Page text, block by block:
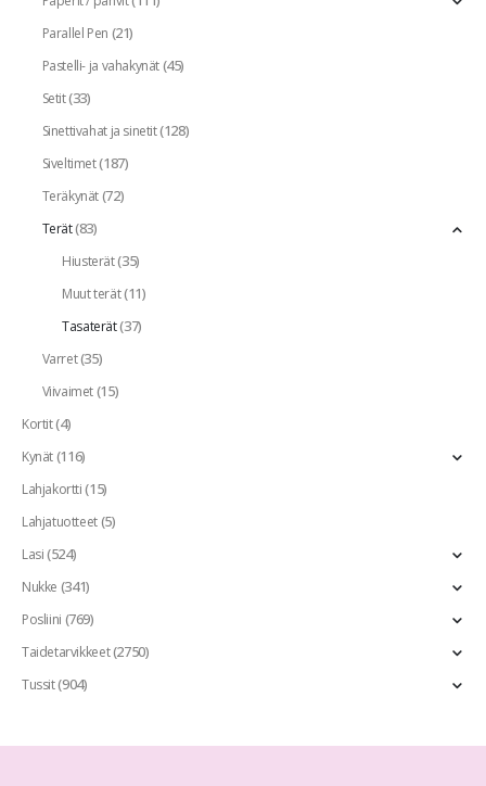
Parallel Pen (21)
Pastelli- ja vahakynät(45)
Setit(33)
Sinettivahat ja sinetit(128)
Siveltimet(187)
Teräkynät(72)
Terät(83)
Hiusterät(35)
Muut terät(11)
Tasaterät(37)
Varret(35)
Viivaimet(15)
Kortit(4)
Kynät(116)
Lahjakortti(15)
Lahjatuotteet(5)
Lasi(524)
Nukke (341)
Posliini (769)
Taidetarvikkeet(2750)
Tussit(904)